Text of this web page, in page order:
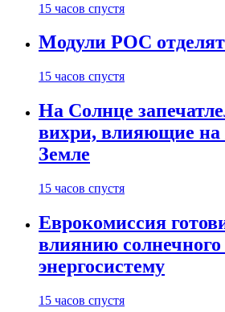
15 часов спустя
Модули РОС
15 часов спустя
На Солнце
вихри, влияющие на
Земле
15 часов спустя
Еврокомиссия
влиянию солнечного
энергосистему
15 часов спустя